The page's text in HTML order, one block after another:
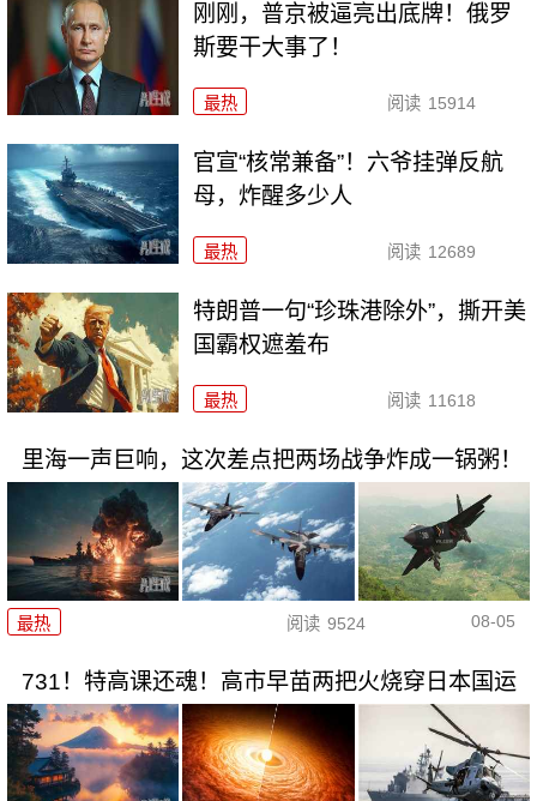
刚刚，普京被逼亮出底牌！俄罗
斯要干大事了！
最热 阅读 15914
官宣“核常兼备”！六爷挂弹反航
母，炸醒多少人
最热 阅读 12689
特朗普一句“珍珠港除外”，撕开美
国霸权遮羞布
最热 阅读 11618
里海一声巨响，这次差点把两场战争炸成一锅粥！
最热 阅读 9524 08-05
731！特高课还魂！高市早苗两把火烧穿日本国运